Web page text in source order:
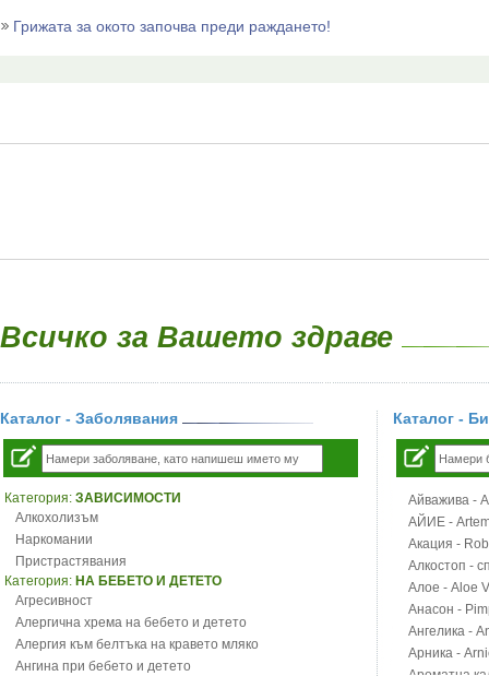
Грижата за окото започва преди раждането!
Всичко за Вашето здраве
Каталог - Заболявания
Категория: ЗАВИСИМОСТИ
Алкохолизъм
Наркомании
Пристрастявания
Категория: НА БЕБЕТО И ДЕТЕТО
Агресивност
Алергична хрема на бебето и детето
Алергия към белтъка на кравето мляко
Ангина при бебето и детето
Каталог -
Айважива -
АЙИЕ -
Акация -
Алкостоп -
Алое - Aloe
Анасон -
Ангелика -
Арника -